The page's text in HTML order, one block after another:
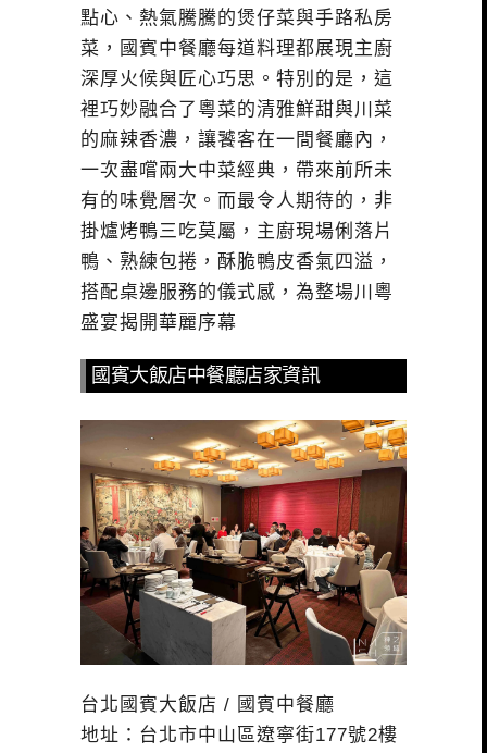
點心、熱氣騰騰的煲仔菜與手路私房
菜，國賓中餐廳每道料理都展現主廚
深厚火候與匠心巧思。特別的是，這
裡巧妙融合了粵菜的清雅鮮甜與川菜
的麻辣香濃，讓饕客在一間餐廳內，
一次盡嚐兩大中菜經典，帶來前所未
有的味覺層次。而最令人期待的，非
掛爐烤鴨三吃莫屬，主廚現場俐落片
鴨、熟練包捲，酥脆鴨皮香氣四溢，
搭配桌邊服務的儀式感，為整場川粵
盛宴揭開華麗序幕
國賓大飯店中餐廳店家資訊
台北國賓大飯店 / 國賓中餐廳
地址：台北市中山區遼寧街177號2樓